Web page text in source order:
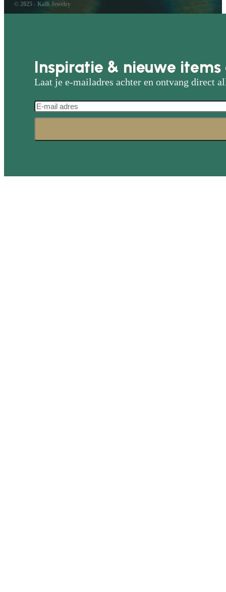
© 2025 - Kalli Jewelry
Inspiratie & nieuwe
Laat je e-mailadres achter en ontvang direct